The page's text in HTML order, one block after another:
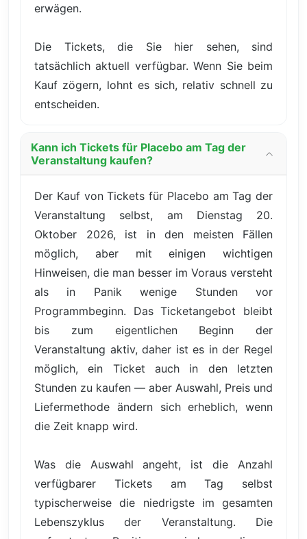
erwägen.
Die Tickets, die Sie hier sehen, sind
tatsächlich aktuell verfügbar. Wenn Sie beim
Kauf zögern, lohnt es sich, relativ schnell zu
entscheiden.
Kann ich Tickets für Placebo am Tag der
Veranstaltung kaufen?
Der Kauf von Tickets für Placebo am Tag der
Veranstaltung selbst, am Dienstag 20.
Oktober 2026, ist in den meisten Fällen
möglich, aber mit einigen wichtigen
Hinweisen, die man besser im Voraus versteht
als in Panik wenige Stunden vor
Programmbeginn. Das Ticketangebot bleibt
bis zum eigentlichen Beginn der
Veranstaltung aktiv, daher ist es in der Regel
möglich, ein Ticket auch in den letzten
Stunden zu kaufen — aber Auswahl, Preis und
Liefermethode ändern sich erheblich, wenn
die Zeit knapp wird.
Was die Auswahl angeht, ist die Anzahl
verfügbarer Tickets am Tag selbst
typischerweise die niedrigste im gesamten
Lebenszyklus der Veranstaltung. Die